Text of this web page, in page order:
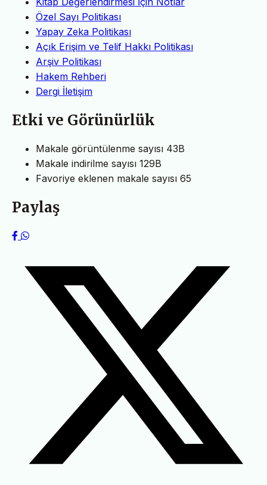
Özel Sayı Politikası
Yapay Zeka Politikası
Açık Erişim ve Telif Hakkı Politikası
Arşiv Politikası
Hakem Rehberi
Dergi İletişim
Etki ve Görünürlük
Makale görüntülenme sayısı 43B
Makale indirilme sayısı 129B
Favoriye eklenen makale sayısı 65
Paylaş